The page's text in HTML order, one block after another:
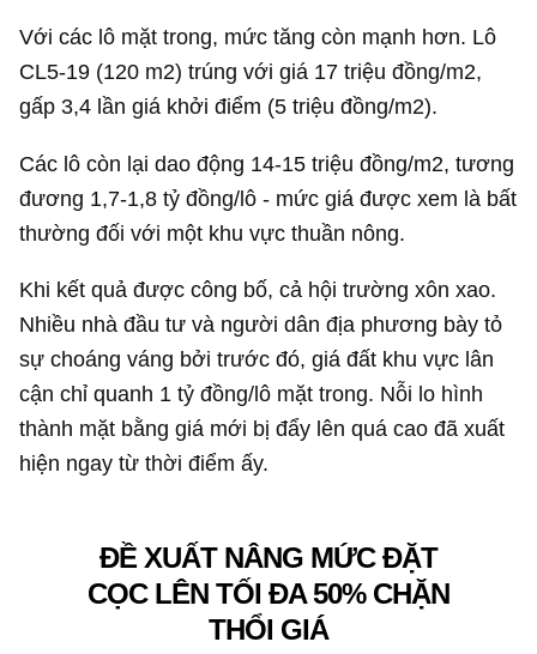
Với các lô mặt trong, mức tăng còn mạnh hơn. Lô
CL5-19 (120 m2) trúng với giá 17 triệu đồng/m2,
gấp 3,4 lần giá khởi điểm (5 triệu đồng/m2).
Các lô còn lại dao động 14-15 triệu đồng/m2, tương
đương 1,7-1,8 tỷ đồng/lô - mức giá được xem là bất
thường đối với một khu vực thuần nông.
Khi kết quả được công bố, cả hội trường xôn xao.
Nhiều nhà đầu tư và người dân địa phương bày tỏ
sự choáng váng bởi trước đó, giá đất khu vực lân
cận chỉ quanh 1 tỷ đồng/lô mặt trong. Nỗi lo hình
thành mặt bằng giá mới bị đẩy lên quá cao đã xuất
hiện ngay từ thời điểm ấy.
ĐỀ XUẤT NÂNG MỨC ĐẶT
CỌC LÊN TỐI ĐA 50% CHẶN
THỔI GIÁ